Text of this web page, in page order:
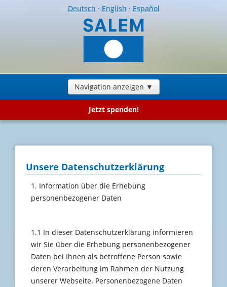
Deutsch · English · Español
Navigation anzeigen ▼
Jetzt spenden!
Unsere Datenschutzerklärung
1. Information über die Erhebung
personenbezogener Daten
1.1 In dieser Datenschutzerklärung informieren
wir Sie über die Erhebung personenbezogener
Daten bei Ihnen als betroffene Person sowie
deren Verarbeitung im Rahmen der Nutzung
unserer Webseite. Personenbezogene Daten